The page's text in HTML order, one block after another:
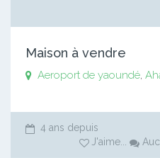
Maison à vendre
Aeroport de yaoundé,
4 ans depuis
J'aime...